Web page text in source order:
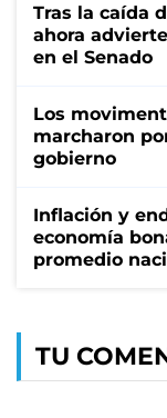
Tras la caída
ahora
en el Senado
Los
marcharon
gobierno
Inflación y
economía
promedio
TU